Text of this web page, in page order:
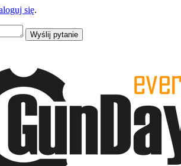
się.
Wyślij pytanie